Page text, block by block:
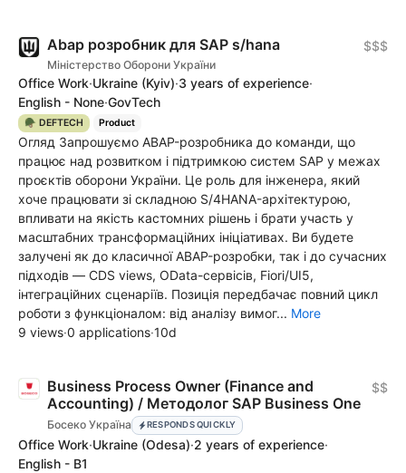
Abap розробник для SAP s/hana
Міністерство Оборони України
$$$
Office Work·Ukraine (Kyiv)·3 years of experience·
English - None·GovTech
🪖 DEFTECH Product
Огляд Запрошуємо ABAP-розробника до команди, що
працює над розвитком і підтримкою систем SAP у межах
проєктів оборони України. Це роль для інженера, який
хоче працювати зі складною S/4HANA-архітектурою,
впливати на якість кастомних рішень і брати участь у
масштабних трансформаційних ініціативах. Ви будете
залучені як до класичної ABAP-розробки, так і до сучасних
підходів — CDS views, OData-сервісів, Fiori/UI5,
інтеграційних сценаріїв. Позиція передбачає повний цикл
роботи з функціоналом: від аналізу вимог... More
9 views·0 applications·10d
Business Process Owner (Finance and
Accounting) / Методолог SAP Business One
Босеко Україна RESPONDS QUICKLY
$$
Office Work·Ukraine (Odesa)·2 years of experience·
English - B1